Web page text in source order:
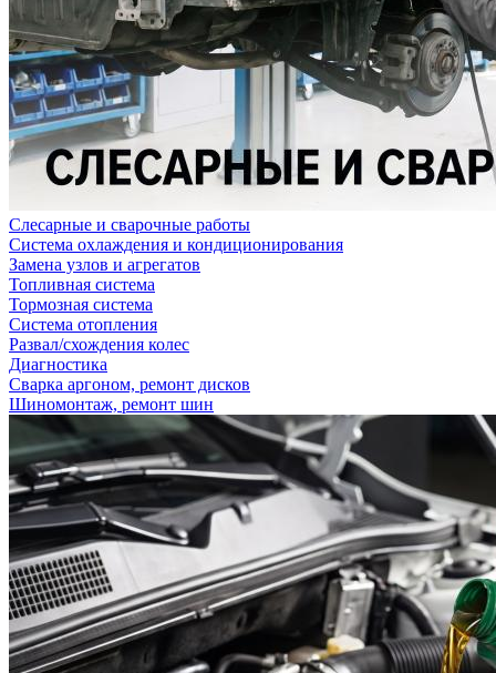
Слесарные и сварочные работы
Система охлаждения и кондиционирования
Замена узлов и агрегатов
Топливная система
Тормозная система
Система отопления
Развал/схождения колес
Диагностика
Сварка аргоном, ремонт дисков
Шиномонтаж, ремонт шин